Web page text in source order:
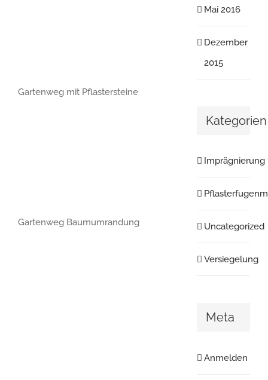
Gartenweg mit Pflastersteine
Gartenweg Baumumrandung
Mai 2016
Dezember
2015
Kategorien
Imprägnierung
Uncategorized
Versiegelung
Meta
Anmelden